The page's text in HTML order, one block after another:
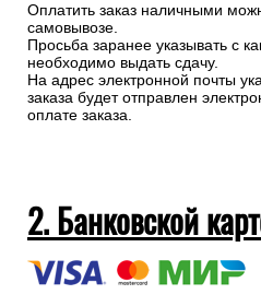
Оплатить заказ наличными
самовывозе.
Просьба заранее указывать с
необходимо выдать сдачу.
На адрес электронной почты
заказа будет отправлен
оплате заказа.
2. Банковской